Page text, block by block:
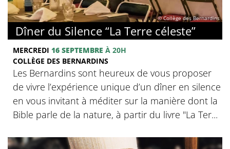
© Collège des Bernardins
Dîner du Silence “La Terre céleste”
MERCREDI 16 SEPTEMBRE À 20H
COLLÈGE DES BERNARDINS
Les Bernardins sont heureux de vous proposer
de vivre l’expérience unique d’un dîner en silence
en vous invitant à méditer sur la manière dont la
Bible parle de la nature, à partir du livre "La Ter...